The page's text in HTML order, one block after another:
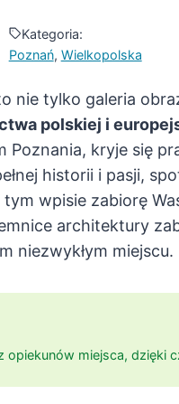
Kategoria:
Poznań, Wielkopolska
nie tylko galeria
polskiej i
kryje się
historii i pasji,
wpisie zabiorę
architektury
niezwykłym miejscu.
miejsca, dzięki